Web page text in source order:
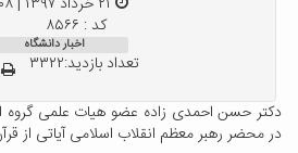
کد : ۸۵۶۶
اخبار دانشگاه
تعداد بازدید:۳۳۲۲
دکتر حسن احمدی زاده عضو هیات علمی گروه
در محضر رهبر معظم انقلاب اسلامی آیاتی از